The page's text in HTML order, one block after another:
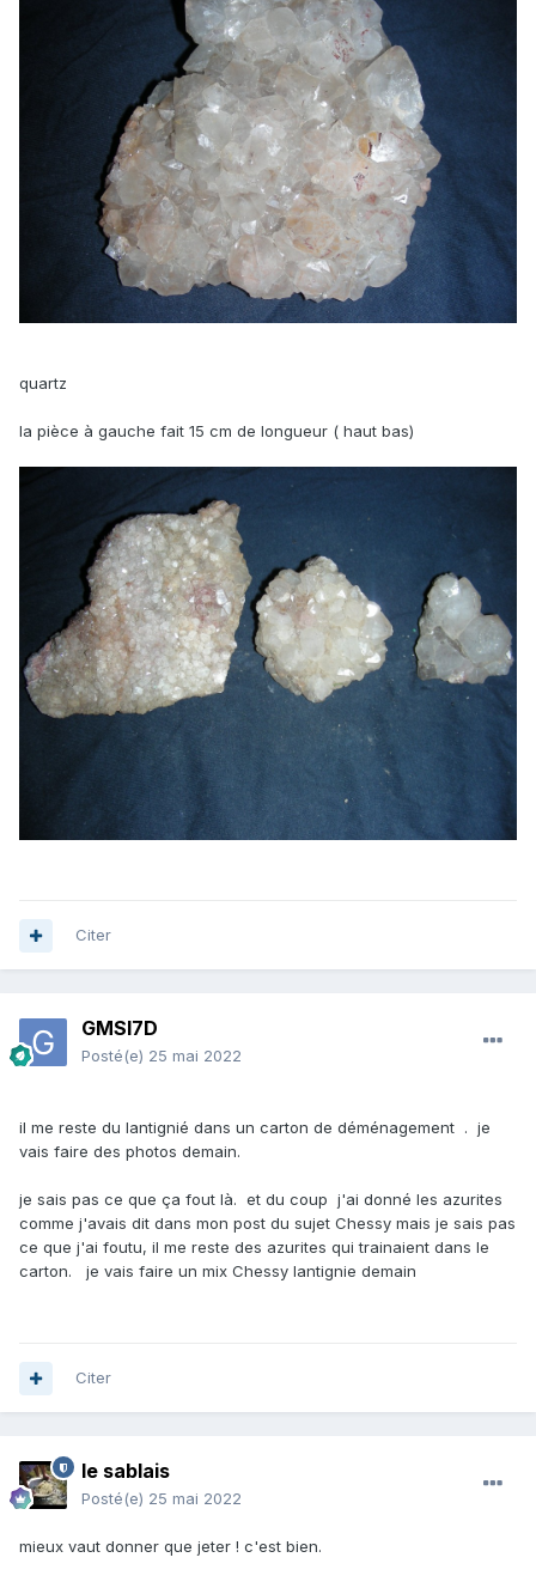
quartz
la pièce à gauche fait 15 cm de longueur ( haut bas)
Citer
GMSI7D
Posté(e) 25 mai 2022
il me reste du lantignié dans un carton de déménagement . je
vais faire des photos demain.
je sais pas ce que ça fout là. et du coup j'ai donné les azurites
comme j'avais dit dans mon post du sujet Chessy mais je sais pas
ce que j'ai foutu, il me reste des azurites qui trainaient dans le
carton. je vais faire un mix Chessy lantignie demain
Citer
le sablais
Posté(e) 25 mai 2022
mieux vaut donner que jeter ! c'est bien.